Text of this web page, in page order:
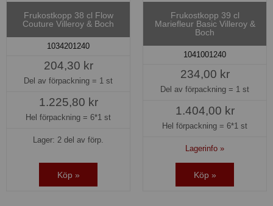
Frukostkopp 38 cl Flow
Couture Villeroy & Boch
1034201240
204,30 kr
Del av förpackning = 1 st
1.225,80 kr
Hel förpackning = 6*1 st
Lager: 2 del av förp.
Köp »
Frukostkopp 39 cl
Mariefleur Basic Villeroy &
Boch
1041001240
234,00 kr
Del av förpackning = 1 st
1.404,00 kr
Hel förpackning = 6*1 st
Lagerinfo »
Köp »